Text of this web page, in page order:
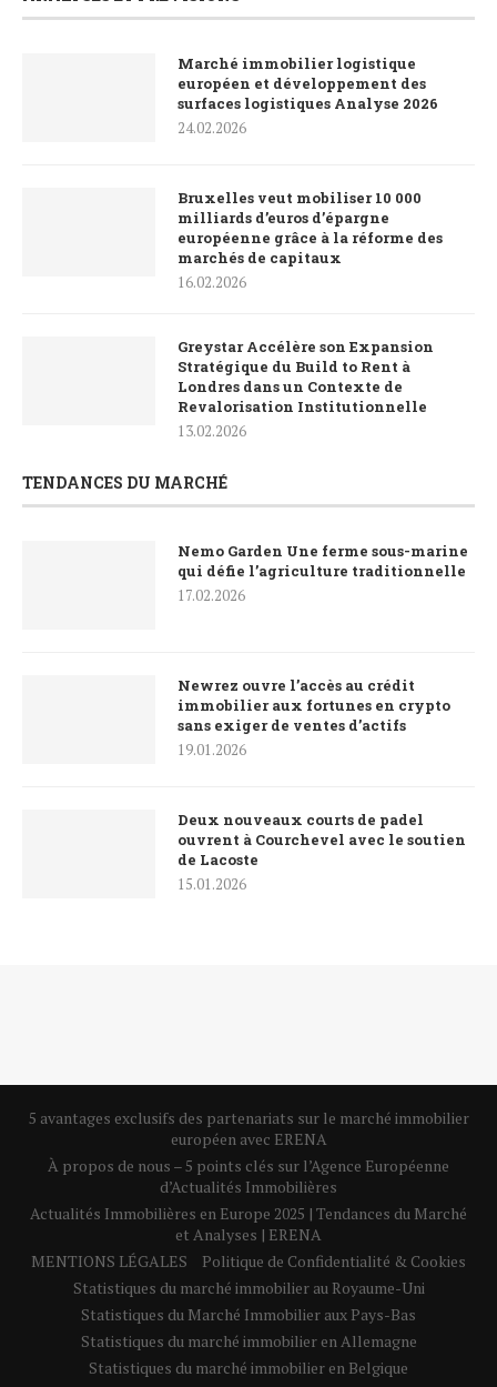
Marché immobilier logistique
européen et développement des
surfaces logistiques Analyse 2026
24.02.2026
Bruxelles veut mobiliser 10 000
milliards d’euros d’épargne
européenne grâce à la réforme des
marchés de capitaux
16.02.2026
Greystar Accélère son Expansion
Stratégique du Build to Rent à
Londres dans un Contexte de
Revalorisation Institutionnelle
13.02.2026
TENDANCES DU MARCHÉ
Nemo Garden Une ferme sous-marine
qui défie l’agriculture traditionnelle
17.02.2026
Newrez ouvre l’accès au crédit
immobilier aux fortunes en crypto
sans exiger de ventes d’actifs
19.01.2026
Deux nouveaux courts de padel
ouvrent à Courchevel avec le soutien
de Lacoste
15.01.2026
5 avantages exclusifs des partenariats sur le marché immobilier
européen avec ERENA
À propos de nous – 5 points clés sur l’Agence Européenne
d’Actualités Immobilières
Actualités Immobilières en Europe 2025 | Tendances du Marché
et Analyses | ERENA
MENTIONS LÉGALES
Politique de Confidentialité & Cookies
Statistiques du marché immobilier au Royaume-Uni
Statistiques du Marché Immobilier aux Pays-Bas
Statistiques du marché immobilier en Allemagne
Statistiques du marché immobilier en Belgique